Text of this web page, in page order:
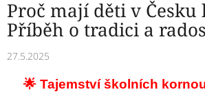
Proč mají děti v
Příběh o tradici a
27.5.2025
🌟 Tajemství školních